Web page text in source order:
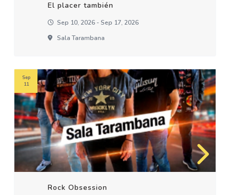
El placer también
Sep 10, 2026 - Sep 17, 2026
Sala Tarambana
Rock Obsession
Sep
11